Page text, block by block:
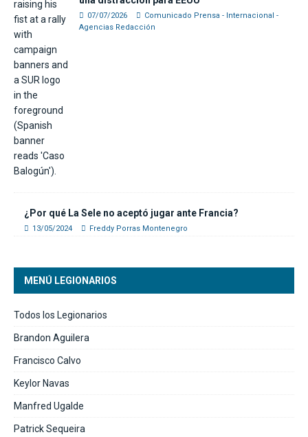
07/07/2026
Comunicado Prensa - Internacional -
Agencias Redacción
¿Por qué La Sele no aceptó jugar ante Francia?
13/05/2024 Freddy Porras Montenegro
MENÚ LEGIONARIOS
Todos los Legionarios
Brandon Aguilera
Francisco Calvo
Keylor Navas
Manfred Ugalde
Patrick Sequeira